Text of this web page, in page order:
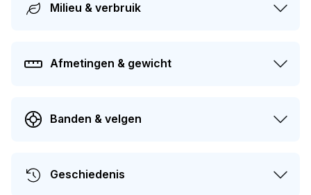
Milieu & verbruik
Afmetingen & gewicht
Banden & velgen
Geschiedenis